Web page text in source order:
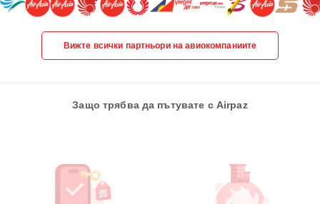
Вижте всички партньори на авиокомпаниите
Защо трябва да пътувате с Airpaz